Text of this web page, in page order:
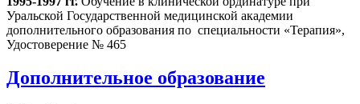
Уральской Государственной медицинской академии
дополнительного образования по специальности «Терапия»,
Удостоверение № 465
Дополнительное образование